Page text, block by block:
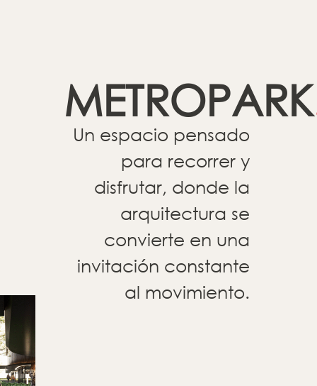
METROPARK
Un espacio pensado
para recorrer y
disfrutar, donde la
arquitectura se
convierte en una
invitación constante
al movimiento.